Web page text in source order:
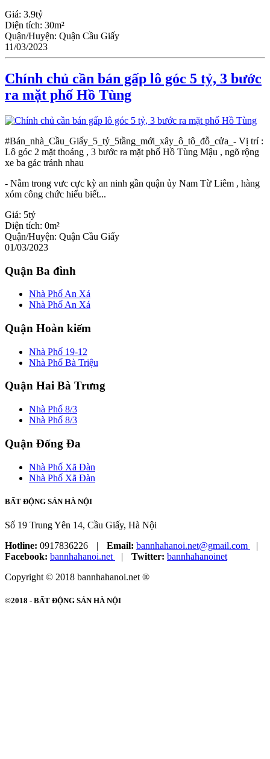
Giá: 3.9tỷ
Diện tích: 30m²
Quận/Huyện: Quận Cầu Giấy
11/03/2023
Chính chủ cần bán gấp lô góc 5 tỷ, 3 bước
ra mặt phố Hồ Tùng
#Bán_nhà_Cầu_Giấy_5_tỷ_5tầng_mới_xây_ô_tô_đỗ_cửa_- Vị trí :
Lô góc 2 mặt thoáng , 3 bước ra mặt phố Hồ Tùng Mậu , ngõ rộng
xe ba gác tránh nhau
- Nằm trong vưc cực kỳ an ninh gần quận ủy Nam Từ Liêm , hàng
xóm công chức hiểu biết...
Giá: 5tỷ
Diện tích: 0m²
Quận/Huyện: Quận Cầu Giấy
01/03/2023
Quận Ba đình
Nhà Phố An Xá
Nhà Phố An Xá
Quận Hoàn kiếm
Nhà Phố 19-12
Nhà Phố Bà Triệu
Quận Hai Bà Trưng
Nhà Phố 8/3
Nhà Phố 8/3
Quận Đống Đa
Nhà Phố Xã Đàn
Nhà Phố Xã Đàn
BẤT ĐỘNG SẢN HÀ NỘI
Số 19 Trung Yên 14, Cầu Giấy, Hà Nội
Hotline: 0917836226 | Email: bannhahanoi.net@gmail.com
|
Facebook: bannhahanoi.net | Twitter: bannhahanoinet
Copyright © 2018 bannhahanoi.net ®
©2018 - BẤT ĐỘNG SẢN HÀ NỘI